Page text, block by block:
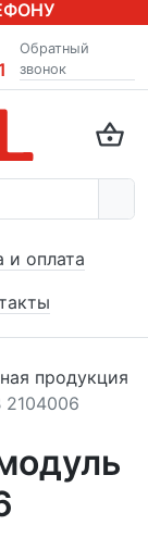
Обратный
звонок
и оплата
продукция